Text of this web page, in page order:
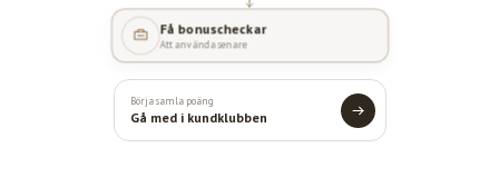
Få bonuscheckar
Att använda senare
Börja samla poäng
Gå med i kundklubben